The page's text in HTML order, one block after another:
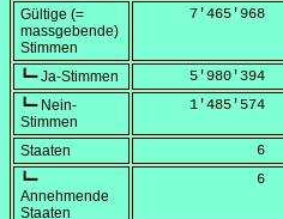
Gültige (=
massgebende)
Stimmen
      7'465'968
┗━ Ja-Stimmen
      5'980'394
┗━ Nein-
Stimmen
      1'485'574
Staaten
              6
┗━
Annehmende
Staaten
              6